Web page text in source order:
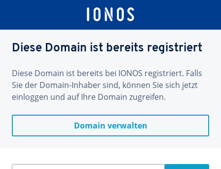
Diese Domain ist bereits registriert
Diese Domain ist bereits bei IONOS registriert. Falls
Sie der Domain-Inhaber sind, können Sie sich jetzt
einloggen und auf Ihre Domain zugreifen.
Domain verwalten